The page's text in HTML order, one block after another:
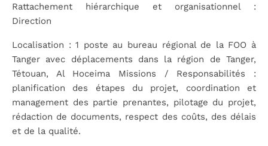
Rattachement hiérarchique et organisationnel :
Direction
Localisation :1 poste au bureau régional de la FOO à
Tanger avec déplacements dans la région de Tanger,
Tétouan, Al Hoceima Missions / Responsabilités :
planification des étapes du projet, coordination et
management des partie prenantes, pilotage du projet,
rédaction de documents, respect des coûts, des délais
et de la qualité.